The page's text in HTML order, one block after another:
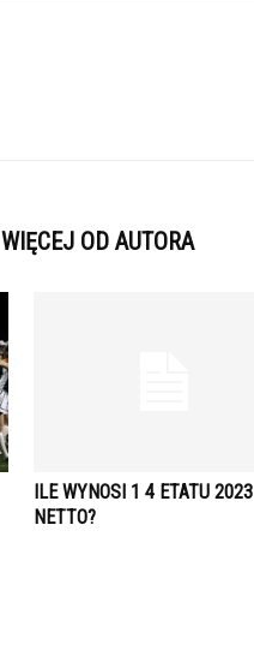
WIĘCEJ OD AUTORA
ILE WYNOSI 1 4 ETATU 2023
NETTO?